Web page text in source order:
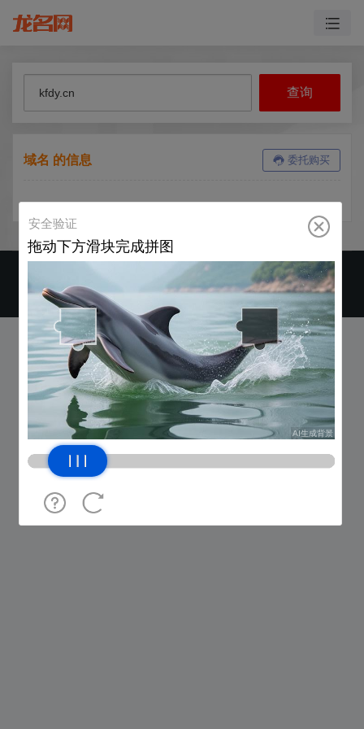
域名 的信息 委托购买
CopyRight ©2019-2026 运营商 郑州龙名网络科技有限公司 版权所有